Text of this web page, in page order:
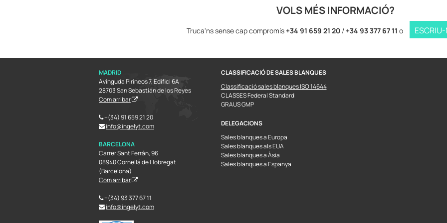
VOLS MÉS INFORMACIÓ?
Truca'ns sense cap compromís +34 91 659 21 20/ +34 93 377 67 11 o
MADRID
Avinguda Pirineos 7, Edifici 6A
28703 San Sebastián de los Reyes
Com arribar
+(34) 91 659 21 20
info@ingelyt.com
BARCELONA
Carrer Sant Ferrán, 96
08940 Cornellá de Llobregat
(Barcelona)
Com arribar
+(34) 93 377 67 11
info@ingelyt.com
CLASSIFICACIÓ DE SALES BLANQUES
Classificació sales blanques ISO 14644
CLASSES Federal Standard
GRAUS GMP
DELEGACIONS
Sales blanques a Europa
Sales blanques als EUA
Sales blanques a Àsia
Sales blanques a Espanya